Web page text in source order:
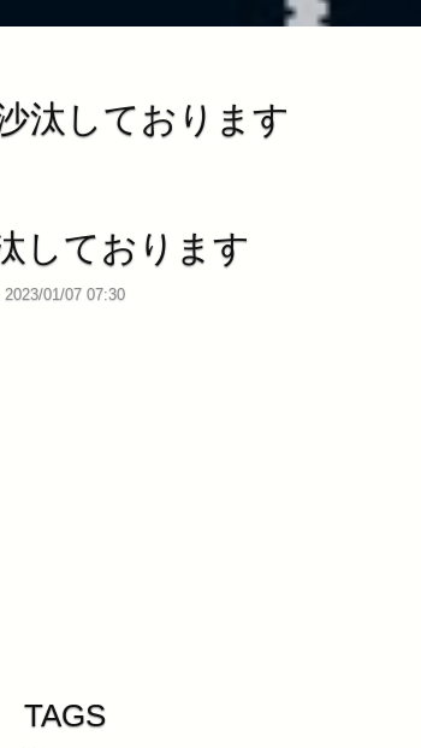
汰しております
しております
2023/01/07 07:30
TAGS